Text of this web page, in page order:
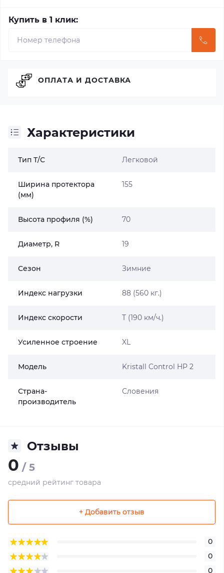
Купить в 1 клик:
Характеристики
Тип Т/С Легковой
Ширина протектора
(мм)
155
Высота профиля (%) 70
Диаметр, R 19
Сезон Зимние
Индекс нагрузки 88 (560 кг.)
Индекс скорости T (190 км/ч.)
Усиленное строение XL
Модель Kristall Control HP 2
Страна-
производитель
Словения
Отзывы
0 / 5
средний рейтинг товара
+ Добавить отзыв
0
0
0
ОПЛАТА И ДОСТАВКА